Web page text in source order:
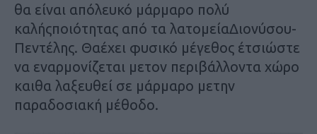
θα είναι απόλευκό μάρμαρο πολύ
καλήςποιότητας από τα λατομείαΔιονύσου-
Πεντέλης. Θαέχει φυσικό μέγεθος έτσιώστε
να εναρμονίζεται μετον περιβάλλοντα χώρο
καιθα λαξευθεί σε μάρμαρο μετην
παραδοσιακή μέθοδο.